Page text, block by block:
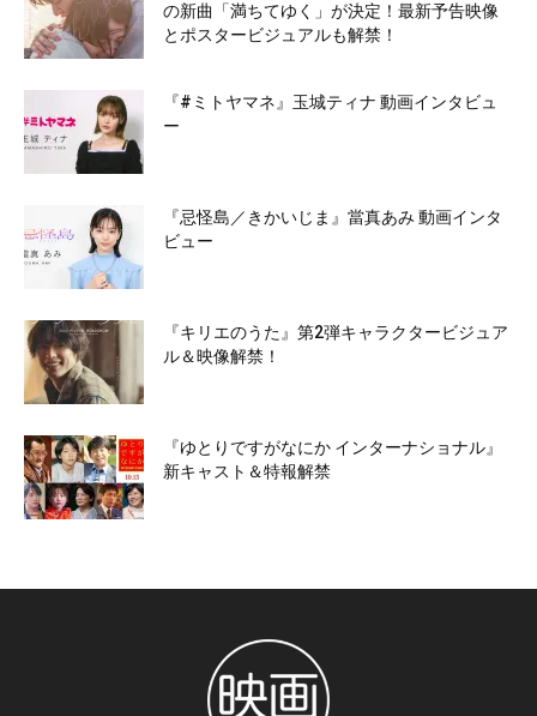
の新曲「満ちてゆく」が決定！最新予告映像
とポスタービジュアルも解禁！
『#ミトヤマネ』玉城ティナ 動画インタビュ
ー
『忌怪島／きかいじま』當真あみ 動画インタ
ビュー
『キリエのうた』第2弾キャラクタービジュア
ル＆映像解禁！
『ゆとりですがなにか インターナショナル』
新キャスト＆特報解禁